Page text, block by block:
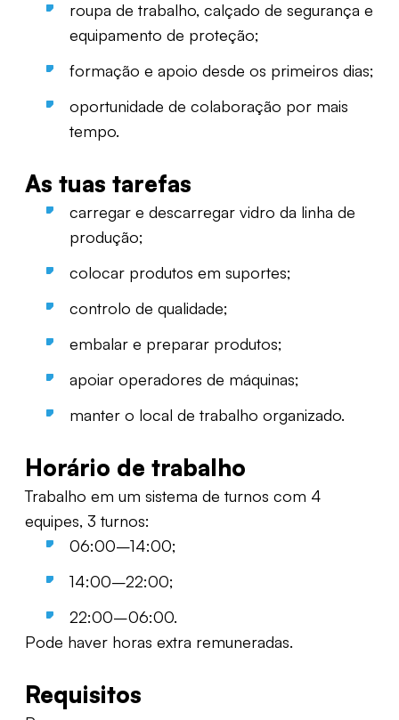
roupa de trabalho, calçado de segurança e
equipamento de proteção;
formação e apoio desde os primeiros dias;
oportunidade de colaboração por mais
tempo.
As tuas tarefas
carregar e descarregar vidro da linha de
produção;
colocar produtos em suportes;
controlo de qualidade;
embalar e preparar produtos;
apoiar operadores de máquinas;
manter o local de trabalho organizado.
Horário de trabalho
Trabalho em um sistema de turnos com 4
equipes, 3 turnos:
06:00–14:00;
14:00–22:00;
22:00–06:00.
Pode haver horas extra remuneradas.
Requisitos